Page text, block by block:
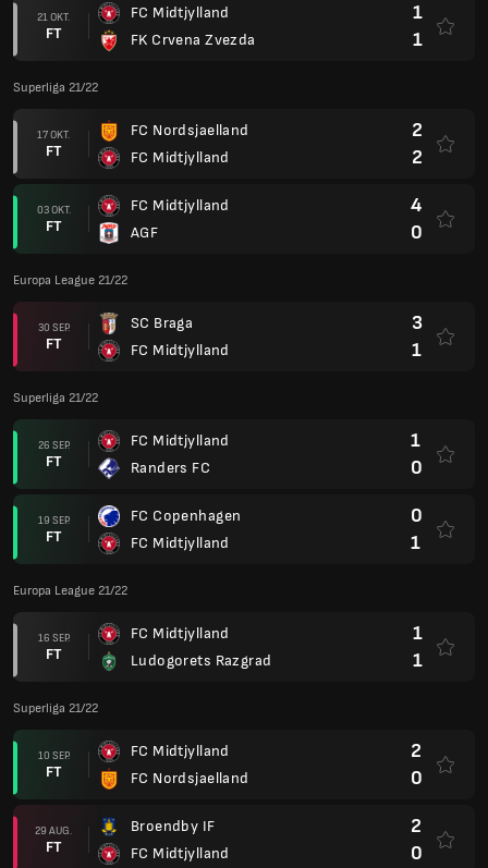
21 OKT.
FT
FC Midtjylland
FK Crvena Zvezda
1
1
Superliga 21/22
17 OKT.
FT
FC Nordsjaelland
FC Midtjylland
2
2
03 OKT.
FT
FC Midtjylland
AGF
4
0
Europa League 21/22
30 SEP.
FT
SC Braga
FC Midtjylland
3
1
Superliga 21/22
26 SEP.
FT
FC Midtjylland
Randers FC
1
0
19 SEP.
FT
FC Copenhagen
FC Midtjylland
0
1
Europa League 21/22
16 SEP.
FT
FC Midtjylland
Ludogorets Razgrad
1
1
Superliga 21/22
10 SEP.
FT
FC Midtjylland
FC Nordsjaelland
2
0
29 AUG.
FT
Broendby IF
FC Midtjylland
2
0